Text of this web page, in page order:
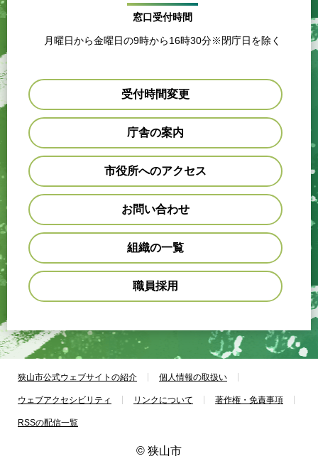
窓口受付時間
月曜日から金曜日の9時から16時30分※閉庁日を除く
受付時間変更
庁舎の案内
市役所へのアクセス
お問い合わせ
組織の一覧
職員採用
狭山市公式ウェブサイトの紹介 個人情報の取扱い
ウェブアクセシビリティ リンクについて 著作権・免責事項
RSSの配信一覧
© 狭山市